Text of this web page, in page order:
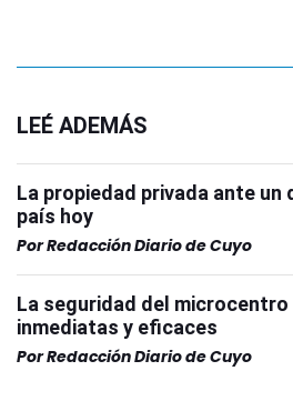
LEÉ ADEMÁS
La propiedad privada ante un
país hoy
PorRedacción Diario de Cuyo
La seguridad del
inmediatas y eficaces
PorRedacción Diario de Cuyo